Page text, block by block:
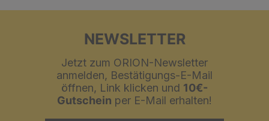
NEWSLETTER
Jetzt zum ORION-Newsletter
anmelden, Bestätigungs-E-Mail
öffnen, Link klicken und 10€-
Gutschein per E-Mail erhalten!